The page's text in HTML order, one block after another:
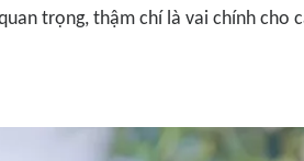
trọng, thậm chí là vai chính cho